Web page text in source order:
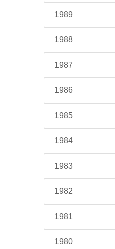
1989
1988
1987
1986
1985
1984
1983
1982
1981
1980